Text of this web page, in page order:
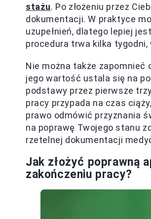
stażu. Po złożeniu przez
dokumentacji. W praktyce
uzupełnień, dlatego lepiej
procedura trwa kilka tygodni,
Nie można także zapomnieć
jego wartość ustala się na
podstawy przez pierwsze
pracy przypada na czas
prawo odmówić przyznania
na poprawę Twojego stanu
rzetelnej dokumentacji
Jak złożyć poprawną
zakończeniu pracy?